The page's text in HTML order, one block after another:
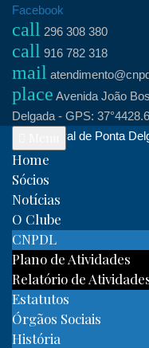
Skip
content
Facebook
call 296 308 380
call 916 782 318
mail
place Avenida João
Delgada - GPS:
Clube Naval de Ponta
Home
Sócios
Notícias
O Clube
CNPDL
Plano de Atividades
Relatório de
Estatutos
Órgãos Sociais
História